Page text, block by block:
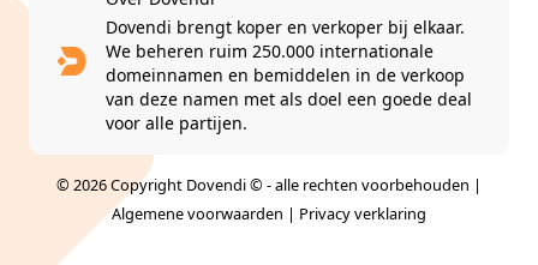
Dovendi brengt koper en verkoper bij elkaar.
We beheren ruim 250.000 internationale
domeinnamen en bemiddelen in de verkoop
van deze namen met als doel een goede deal
voor alle partijen.
© 2026 Copyright Dovendi © - alle rechten voorbehouden |
Algemene voorwaarden | Privacy verklaring